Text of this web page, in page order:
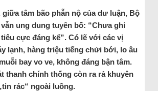
tâm bão phẫn nộ của dư luận, Bộ
ung dung tuyên bố: “Chưa ghi
cực đáng kể”. Có lẽ với các vị
lạnh, hàng triệu tiếng chửi bới, lo âu
bay vo ve, không đáng bận tâm.
thanh chính thống còn ra rả khuyên
rác“ ngoài luồng.